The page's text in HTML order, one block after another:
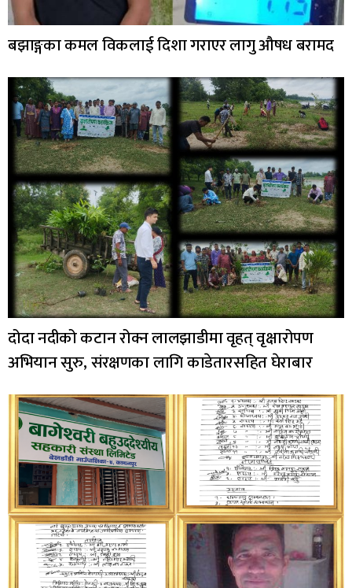
बझाङ्गका कमल विकलाई दिशा गराएर लागु औषध बरामद
दोदा नदीको कटान रोक्न लालझाडीमा वृहत् वृक्षारोपण
अभियान सुरु, संरक्षणका लागि काडेतारसहित घेराबार